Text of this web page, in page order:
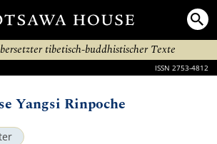
tibetisch-buddhistischer Texte
ISSN 2753-4812
Yangsi Rinpoche